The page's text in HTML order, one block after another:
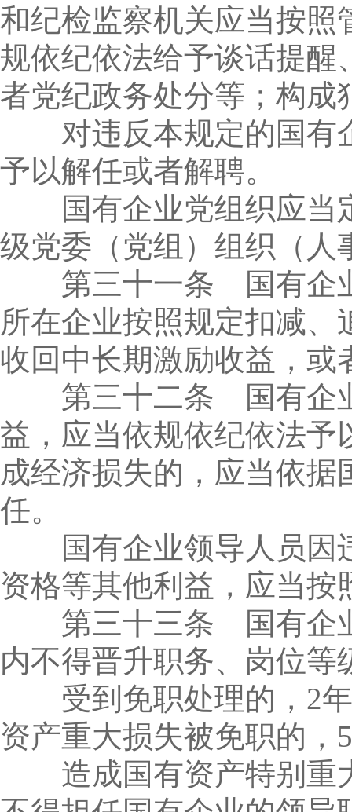
和纪检监察机关应当按照
规依纪依法给予谈话提醒
者党纪政务处分等；构成
对违反本规定的国有
予以解任或者解聘。
国有企业党组织应当
级党委（党组）组织（人
第三十一条 国有企业
所在企业按照规定扣减
收回中长期激励收益，或
第三十二条 国有企业
益，应当依规依纪依法予
成经济损失的，应当依
任。
国有企业领导人员因
资格等其他利益，应当按
第三十三条 国有企业
内不得晋升职务、岗位等
受到免职处理的，2年
资产重大损失被免职的，
造成国有资产特别重